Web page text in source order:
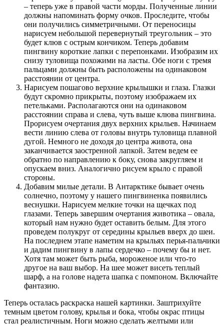
– теперь уже в правой части морды. Полученные линии
должны напоминать форму очков. Проследите, чтобы
они получились симметричными. От переносицы
нарисуем небольшой перевернутый треугольник – это
будет клюв с острым кончиком. Теперь добавим
пингвину короткие лапки с перепонками. Изобразим их
снизу туловища похожими на ласты. Обе ноги с тремя
пальцами должны быть расположены на одинаковом
расстоянии от центра.
Нарисуем пошагово верхние крылышки и глаза. Глазки
будут скромно прикрыты, поэтому изображаем их
петельками. Располагаются они на одинаковом
расстоянии справа и слева, чуть выше клюва пингвина.
Прорисуем очертания двух верхних крыльев. Начинаем
вести линию слева от головы внутрь туловища плавной
дугой. Немного не доходя до центра живота, она
заканчивается заостренной лапкой. Затем ведем ее
обратно по направлению к боку, снова закругляем и
опускаем вниз. Аналогично рисуем крыло с правой
стороны.
Добавим милые детали. В Антарктике бывает очень
солнечно, поэтому у нашего пингвиненка появились
веснушки. Нарисуем мелкие точки на щечках под
глазами. Теперь завершим очертания животика – овала,
который нам нужно будет оставить белым. Для этого
проведем полукруг от середины крыльев вверх до шеи.
На последнем этапе наметим на крыльях перья-пальчики
и дадим пингвину в лапы сердечко – почему бы и нет.
Хотя там может быть рыба, мороженое или что-то
другое на ваш выбор. На шее может висеть теплый
шарф, а на голове надета шапка с помпоном. Включайте
фантазию.
Теперь осталась раскраска нашей картинки. Заштрихуйте
темным цветом голову, крылья и бока, чтобы окрас птицы
стал реалистичным. Ноги можно сделать желтыми или